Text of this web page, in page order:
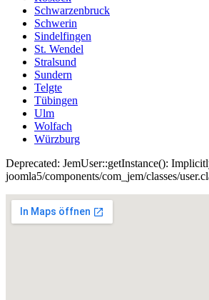
Schwarzenbruck
Schwerin
Sindelfingen
St. Wendel
Stralsund
Sundern
Telgte
Tübingen
Ulm
Wolfach
Würzburg
Deprecated: JemUser::getInstance():
joomla5/components/com_jem/classes/